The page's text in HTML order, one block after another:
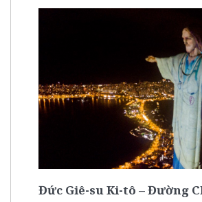
Đức Giê-su Ki-tô – Đường